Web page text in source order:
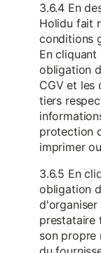
3.6.4 En
Holidu fait
conditions
En cliquant
obligation
CGV et les
tiers
protection
imprimer
3.6.5 En
obligation
d'organiser
prestataire
son propre